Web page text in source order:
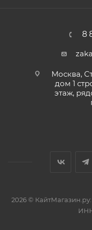
8
Москва,
дом 1
этаж,
2026 ©